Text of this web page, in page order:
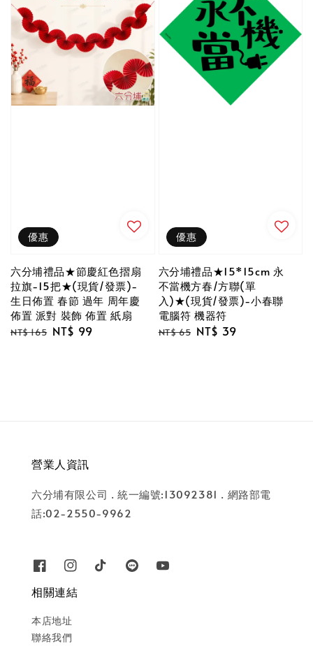
優惠
六分埔禮品★節慶紅色摺扇
拉旗-15把★(現貨/發票)-
生日佈置 春節 過年 周年慶
佈置 派對 裝飾 佈置 紙扇
Regular
NT$ 165 Sale
NT$ 99
優惠
六分埔禮品★15*15cm 永
不當機方春/方聯(單
入)★(現貨/發票)-小春聯
電腦符 機器符
Regular
NT$ 65 Sale
NT$ 39
營業人資訊
六分埔有限公司 . 統一編號:13092381 . 網路部電
話:02-2550-9962
相關連結
本店地址
聯絡我們